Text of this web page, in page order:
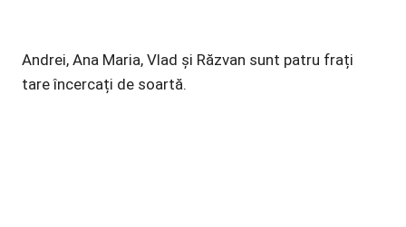
Andrei, Ana Maria, Vlad și Răzvan sunt patru frați
tare încercați de soartă.